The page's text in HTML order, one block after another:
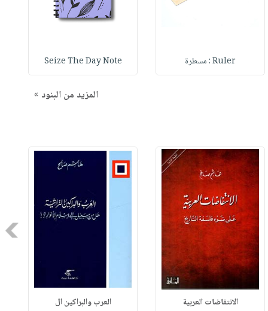
Ruler : مسطرة Seize The Day Note
المزيد من البنود »
الانتفاضات العربية العرب والبراكين ال